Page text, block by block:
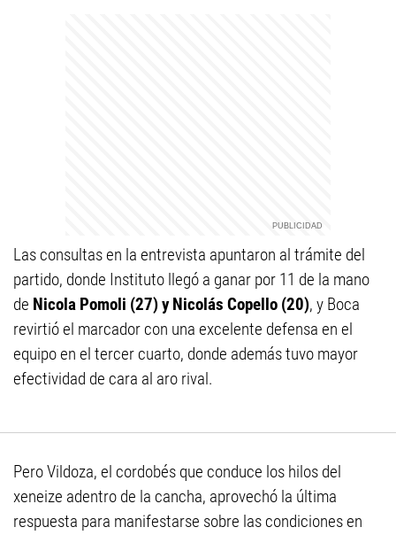
Las consultas en la entrevista apuntaron al trámite del
partido, donde Instituto llegó a ganar por 11 de la mano
de Nicola Pomoli (27) y Nicolás Copello (20), y Boca
revirtió el marcador con una excelente defensa en el
equipo en el tercer cuarto, donde además tuvo mayor
efectividad de cara al aro rival.
Pero Vildoza, el cordobés que conduce los hilos del
xeneize adentro de la cancha, aprovechó la última
respuesta para manifestarse sobre las condiciones en